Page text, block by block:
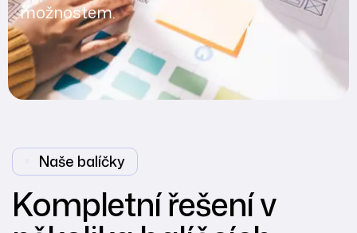
možnostem.
Naše balíčky
Kompletní řešení v